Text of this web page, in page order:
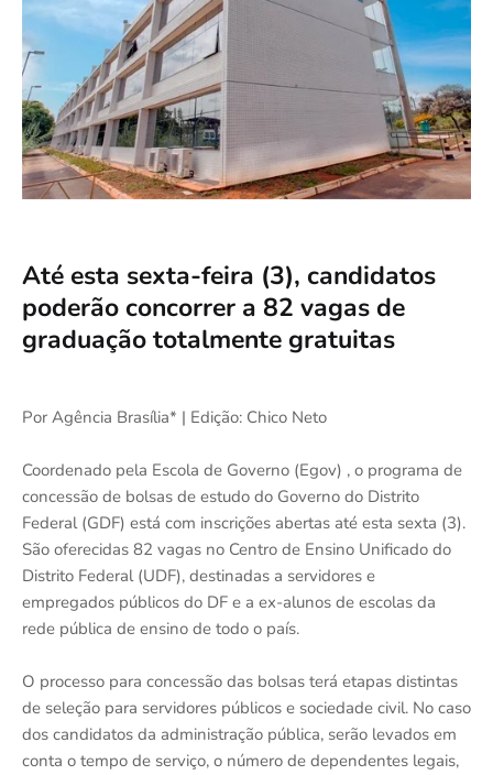
Até esta sexta-feira (3), candidatos
poderão concorrer a 82 vagas de
graduação totalmente gratuitas
Por Agência Brasília* | Edição: Chico Neto
Coordenado pela Escola de Governo (Egov) , o programa de
concessão de bolsas de estudo do Governo do Distrito
Federal (GDF) está com inscrições abertas até esta sexta (3).
São oferecidas 82 vagas no Centro de Ensino Unificado do
Distrito Federal (UDF), destinadas a servidores e
empregados públicos do DF e a ex-alunos de escolas da
rede pública de ensino de todo o país.
O processo para concessão das bolsas terá etapas distintas
de seleção para servidores públicos e sociedade civil. No caso
dos candidatos da administração pública, serão levados em
conta o tempo de serviço, o número de dependentes legais,